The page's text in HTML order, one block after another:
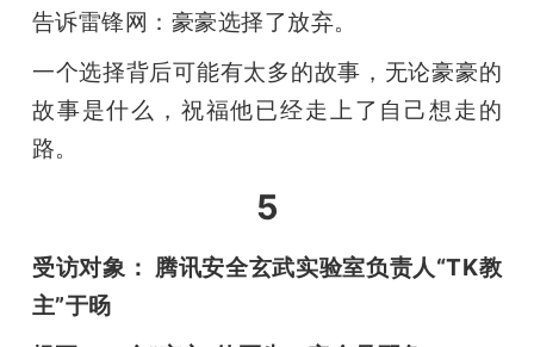
告诉雷锋网：豪豪选择了放弃。
一个选择背后可能有太多的故事，无论豪豪的
故事是什么，祝福他已经走上了自己想走的
路。
5
受访对象： 腾讯安全玄武实验室负责人“TK教
主”于旸